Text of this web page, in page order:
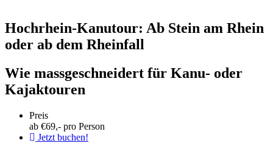
Hochrhein-Kanutour: Ab Stein am Rhein
oder ab dem Rheinfall
Wie massgeschneidert für Kanu- oder
Kajaktouren
Preis
ab €69,- pro Person
Jetzt buchen!